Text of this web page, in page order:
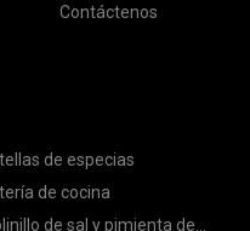
Contáctenos
de especias
de cocina
de sal y pimienta de